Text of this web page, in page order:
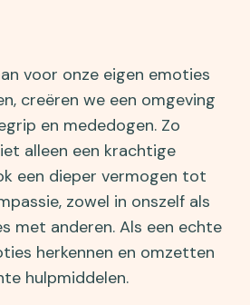
voor onze eigen emoties
creëren we een omgeving
en mededogen. Zo
alleen een krachtige
een dieper vermogen tot
zowel in onszelf als
met anderen. Als een echte
herkennen en omzetten
hulpmiddelen.